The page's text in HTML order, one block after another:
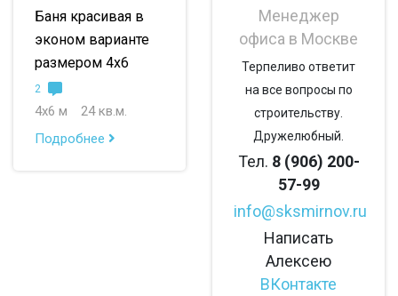
Баня красивая в
эконом варианте
размером 4х6
2
4х6 м
24 кв.м.
Подробнее
Менеджер
офиса в Москве
Терпеливо ответит
на все вопросы по
строительству.
Дружелюбный.
Тел. 8 (906) 200-
57-99
info@sksmirnov.ru
Написать
Алексею
ВКонтакте